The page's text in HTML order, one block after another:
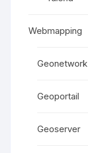
Webmapping
Geonetwork
Geoportail
Geoserver